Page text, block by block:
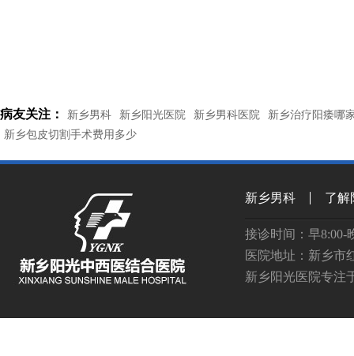
病友关注： 新乡男科 新乡阳光医院 新乡男科医院
新乡治疗阳痿哪
新乡包皮切割手术费用多少
新乡男科 了解
接诊时间：早8:00-
医院地址：新乡市
新乡阳光医院专注